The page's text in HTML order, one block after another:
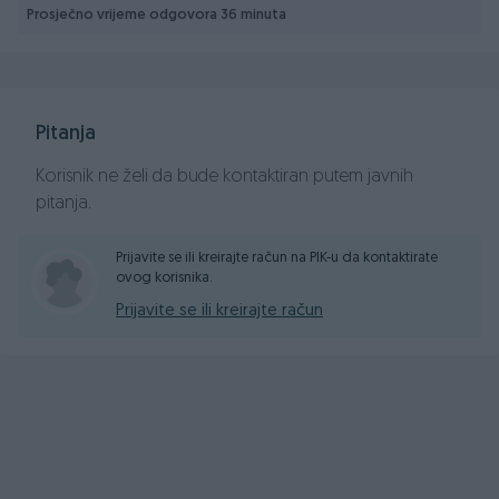
https://eosmatrix-nekretnine.com/listings/more?
📞 | +387 63 692-117
📩 | d.subotic@eos-bih.com
Prosječno vrijeme odgovora 36 minuta
Pitanja
Korisnik ne želi da bude kontaktiran putem javnih
pitanja.
Prijavite se ili kreirajte račun na PIK-u da kontaktirate
ovog korisnika.
Prijavite se ili kreirajte račun